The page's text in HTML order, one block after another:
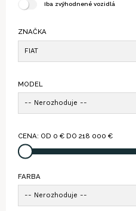
Iba zvýhodnené vozidlá
ZNAČKA
FIAT
MODEL
-- Nerozhoduje --
CENA: OD 0 € DO 218 000 €
FARBA
-- Nerozhoduje --